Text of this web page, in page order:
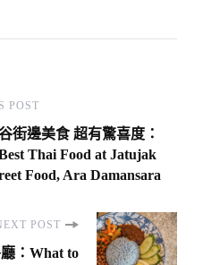
POST
街邊美食 超有驚喜度：
Thai Food at Jatujak
Food, Ara Damansara
POST
：What to